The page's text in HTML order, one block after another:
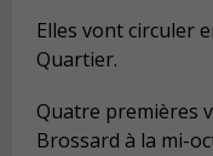
Elles vont circuler
Quartier.
Quatre premières
Brossard à la mi-